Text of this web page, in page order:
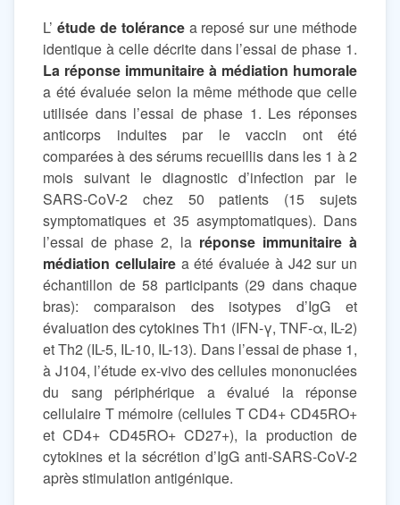
L’ étude de tolérancea reposé sur une méthode
identique à celle décrite dans l’essai de phase 1.
La réponse immunitaire à médiation humorale
a été évaluée selon la même méthode que celle
utilisée dans l’essai de phase 1. Les réponses
anticorps induites par le vaccin ont été
comparées à des sérums recueillis dans les 1 à 2
mois suivant le diagnostic d’infection par le
SARS-CoV-2 chez 50 patients (15 sujets
symptomatiques et 35 asymptomatiques). Dans
l’essai de phase 2, la réponse immunitaire à
médiation cellulairea été évaluée à J42 sur un
échantillon de 58 participants (29 dans chaque
bras): comparaison des isotypes d’IgG et
évaluation des cytokines Th1 (IFN-γ, TNF-α, IL-2)
et Th2 (IL-5, IL-10, IL-13). Dans l’essai de phase 1,
à J104, l’étude ex-vivo des cellules mononuclées
du sang périphérique a évalué la réponse
cellulaire T mémoire (cellules T CD4+ CD45RO+
et CD4+ CD45RO+ CD27+), la production de
cytokines et la sécrétion d’IgG anti-SARS-CoV-2
après stimulation antigénique.